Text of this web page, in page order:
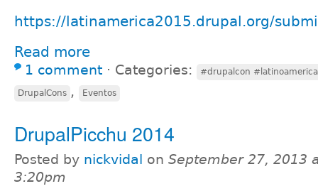
https://latinamerica2015.drupal.org/
Read more
1 comment ⋅ Categories: #drupalcon #latinoamerica
DrupalCons , Eventos
DrupalPicchu 2014
Posted by nickvidal on September 27, 2013
3:20pm